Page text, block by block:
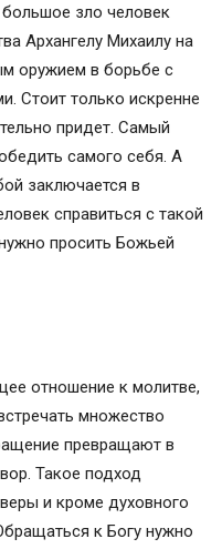
зло человек
Архангелу Михаилу на
оружием в борьбе с
Стоит только искренне
придет. Самый
самого себя. А
заключается в
справиться с такой
просить Божьей
отношение к молитве,
множество
превращают в
Такое подход
и кроме духовного
к Богу нужно